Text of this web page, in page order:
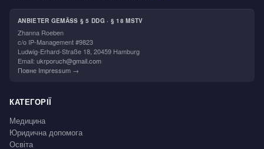
ANBIETER GEMÄSS § 5 DDG · § 18 MSTV
Zhanna Roeben
c/o IP-Management #9823
Ludwig-Erhard-Straße 18, 20459 Hamburg
Email: ukrporuch@gmail.com
Повне Impressum →
КАТЕГОРІЇ
Медицина
Юридична допомога
Освіта